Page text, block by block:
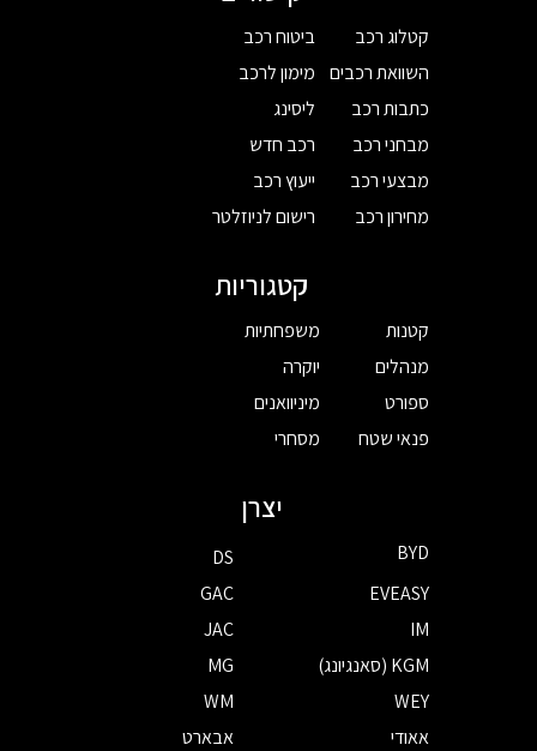
קטלוג רכב
השוואת רכבים
כתבות רכב
מבחני רכב
מבצעי רכב
מחירון רכב
ביטוח רכב
מימון לרכב
ליסינג
רכב חדש
ייעוץ רכב
רישום לניוזלטר
קטגוריות
קטנות
מנהלים
ספורט
פנאי שטח
משפחתיות
יוקרה
מיניוואנים
מסחרי
יצרן
BYD
DS
EVEASY
GAC
IM
JAC
KGM (סאנגיונג)
MG
WEY
WM
אאודי
אבארט